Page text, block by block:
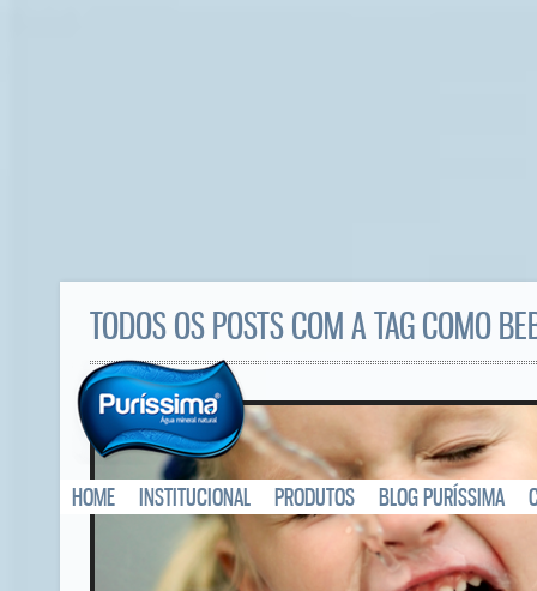
HOME INSTITUCIONAL PRODUTOS BLOG PURÍSSIMA
TODOS OS POSTS COM A TAG COMO